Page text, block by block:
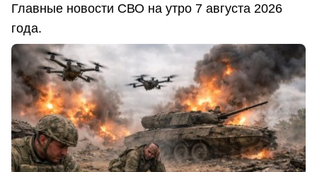
Главные новости СВО на утро 7 августа 2026
года.